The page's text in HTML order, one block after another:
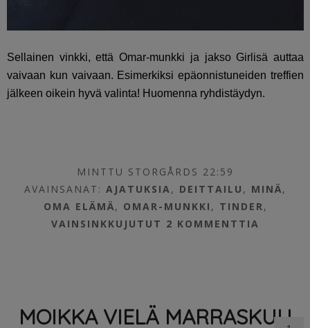
Sellainen vinkki, että Omar-munkki ja jakso Girlisä auttaa
vaivaan kun vaivaan. Esimerkiksi epäonnistuneiden treffien
jälkeen oikein hyvä valinta! Huomenna ryhdistäydyn.
MINTTU STORGÅRDS 22:59
AVAINSANAT:AJATUKSIA , DEITTAILU , MINÄ,
OMA ELÄMÄ, OMAR-MUNKKI , TINDER ,
VAINSINKKUJUTUT 2 KOMMENTTIA
MOIKKA VIELÄ MARRASKUU